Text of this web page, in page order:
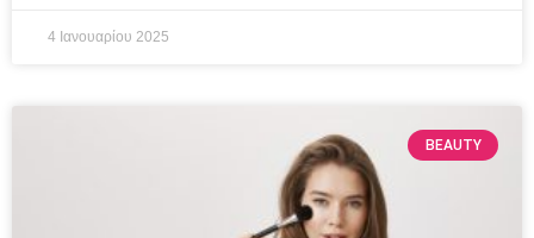
4 Ιανουαρίου 2025
BEAUTY